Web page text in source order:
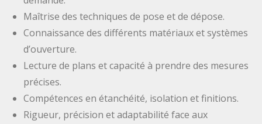
Maîtrise des techniques de pose et de dépose.
Connaissance des différents matériaux et systèmes
d’ouverture.
Lecture de plans et capacité à prendre des mesures
précises.
Compétences en étanchéité, isolation et finitions.
Rigueur, précision et adaptabilité face aux